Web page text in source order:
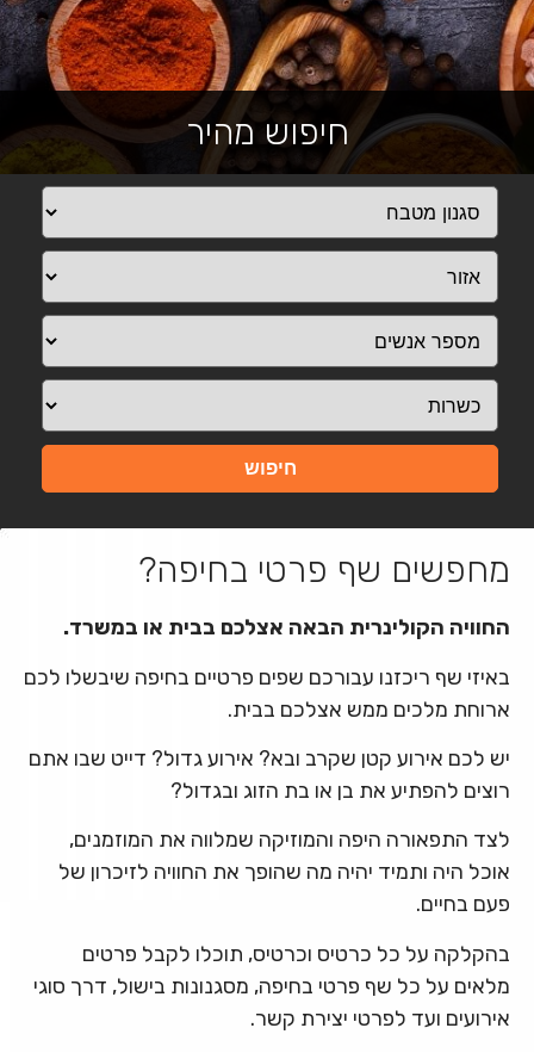
חיפוש מהיר
חיפוש
מחפשים שף פרטי בחיפה?
החוויה הקולינרית הבאה אצלכם בבית או במשרד.
באיזי שף ריכזנו עבורכם שפים פרטיים בחיפה שיבשלו לכם
ארוחת מלכים ממש אצלכם בבית.
יש לכם אירוע קטן שקרב ובא? אירוע גדול? דייט שבו אתם
רוצים להפתיע את בן או בת הזוג ובגדול?
לצד התפאורה היפה והמוזיקה שמלווה את המוזמנים,
אוכל היה ותמיד יהיה מה שהופך את החוויה לזיכרון של
פעם בחיים.
בהקלקה על כל כרטיס וכרטיס, תוכלו לקבל פרטים
מלאים על כל שף פרטי בחיפה, מסגנונות בישול, דרך סוגי
אירועים ועד לפרטי יצירת קשר.